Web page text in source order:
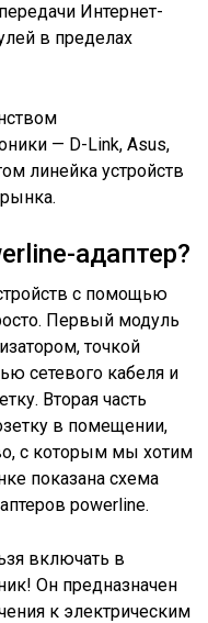
Интернет-
в пределах
— D-Link, Asus,
линейка устройств
адаптер?
с помощью
Первый модуль
точкой
сетевого кабеля и
Вторая часть
в помещении,
с которым мы хотим
показана схема
powerline.
включать в
Он предназначен
к электрическим